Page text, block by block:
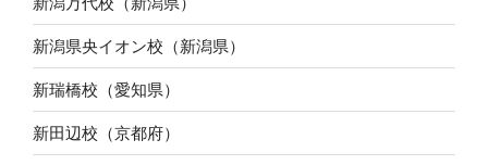
新潟県央イオン校（新潟県）
新瑞橋校（愛知県）
新田辺校（京都府）